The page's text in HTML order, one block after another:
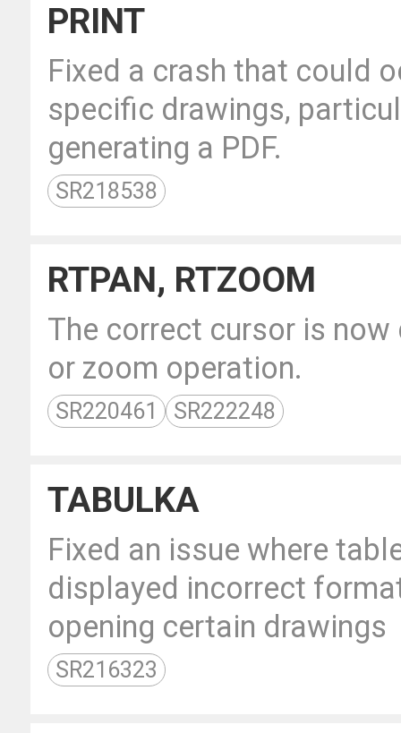
PRINT
Fixed a crash that could
specific drawings,
generating a PDF.
SR218538
RTPAN, RTZOOM
The correct cursor is
or zoom operation.
SR220461 SR222248
TABULKA
Fixed an issue where
displayed incorrect
opening certain drawings
SR216323